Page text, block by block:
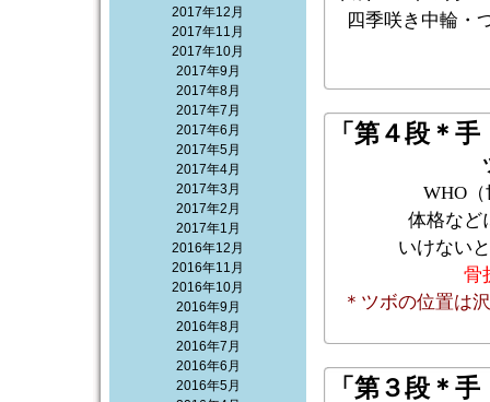
2017年12月
2017年11月
2017年10月
2017年9月
2017年8月
2017年7月
2017年6月
2017年5月
2017年4月
2017年3月
2017年2月
2017年1月
2016年12月
2016年11月
2016年10月
2016年9月
2016年8月
2016年7月
2016年6月
2016年5月
四季咲き中輪・
「第４段＊
WHO
体格など
いけない
骨
＊ツボの位置は
「第３段＊